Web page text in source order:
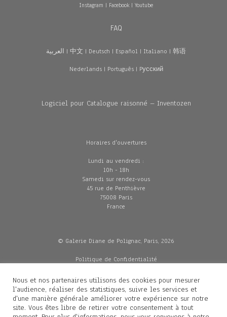
Instagram | Facebook| Youtube
FAQ
العربية | 中文 | Deutsch | Español | Italiano | 韩语
Nederlands| Português| Pусский
Logiciel pour Catalogue raisonné – Inventozen
Horaires d'ouvertures
Lundi au vendredi :
10h - 18h
Samedi sur rendez-vous
45 rue de Penthièvre
75008 Paris
France
© Galerie Diane de Polignac, Paris, 2026
Politique de Confidentialité
Mentions légales
Livraisons
Nous et nos partenaires utilisons des cookies pour mesurer
l'audience, réaliser des statistiques, suivre les services et
d'une manière générale améliorer votre expérience sur notre
site. Vous êtes libre de retirer votre consentement à tout